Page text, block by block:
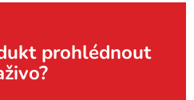
prohlédnout